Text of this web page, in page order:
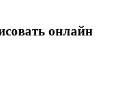
онлайн